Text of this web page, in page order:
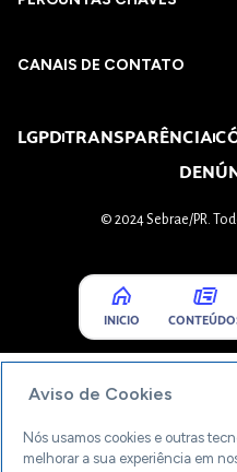
CANAIS DE CONTATO
LGPDTRANSPARÊNCIA
© 2024 Sebrae/PR.
INICIO
Aviso de Cookies
Nós usamos cookies e outras
melhorar a sua experiência em